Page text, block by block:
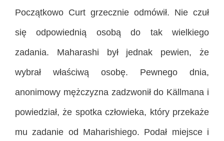
Początkowo Curt grzecznie odmówił. Nie czuł
się odpowiednią osobą do tak wielkiego
zadania. Maharashi był jednak pewien, że
wybrał właściwą osobę. Pewnego dnia,
anonimowy mężczyzna zadzwonił do Källmana i
powiedział, że spotka człowieka, który przekaże
mu zadanie od Maharishiego. Podał miejsce i